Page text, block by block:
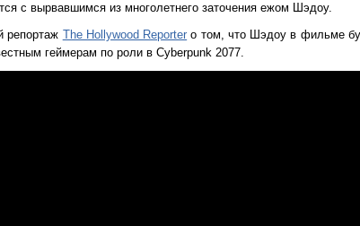
с вырвавшимся из многолетнего заточения ежом Шэдоу.
репортаж The Hollywood Reporter о том, что Шэдоу в фильме
геймерам по роли в Cyberpunk 2077.